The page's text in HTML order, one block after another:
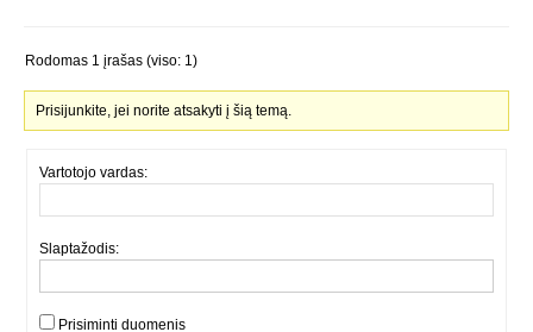
Rodomas 1 įrašas (viso: 1)
Prisijunkite, jei norite atsakyti į šią temą.
Vartotojo vardas:
Slaptažodis:
Prisiminti duomenis